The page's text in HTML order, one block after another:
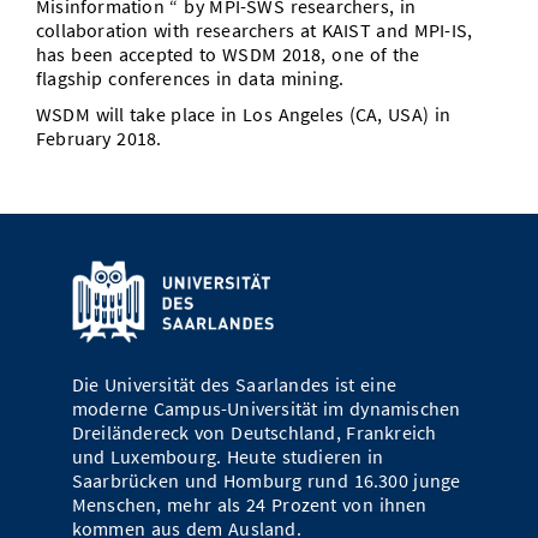
Vom Studium in den Beruf
Study Scheduler
Bibliothek
Open Science/Open Access
Start-ups
IT-Themenabend
Ranking
Zahlen & Fakten
Preise, Auszeichnungen und Förderungen
Kontakt
SIC Merchandise
Anfahrt
Termine, Vorträge und Veranstaltungen
Misinformation “ by MPI-SWS researchers, in
collaboration with researchers at KAIST and MPI-IS,
has been accepted to WSDM 2018, one of the
flagship conferences in data mining.
WSDM will take place in Los Angeles (CA, USA) in
February 2018.
Die Universität des Saarlandes ist eine
moderne Campus-Universität im dynamischen
Dreiländereck von Deutschland, Frankreich
und Luxembourg. Heute studieren in
Saarbrücken und Homburg rund 16.300 junge
Menschen, mehr als 24 Prozent von ihnen
kommen aus dem Ausland.